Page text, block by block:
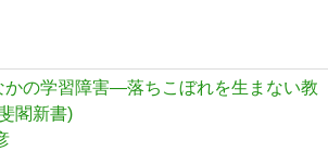
かの学習障害―落ちこぼれを生まない教
閣新書)